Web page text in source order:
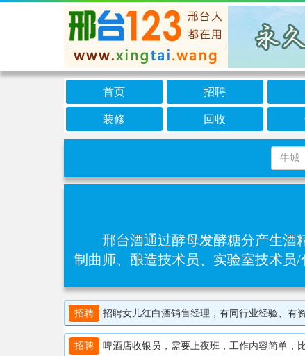
首页 招聘
装修 回收
邢台酒通过酵母发酵糖分产生酒
制曲师、酿造技术员、实验室技术员/
招聘 招聘女儿红白酒销售经理，有同行业经验、有
招聘 啤酒店收银员，需要上夜班，工作内容简单，